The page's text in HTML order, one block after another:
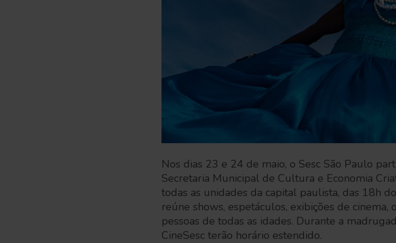
Nos dias 23 e 24 de maio, o Sesc São Paulo
Secretaria Municipal de Cultura e Economia
todas as unidades da capital paulista, das 18h
reúne shows, espetáculos, exibições de cinema,
pessoas de todas as idades. Durante a
CineSesc terão horário estendido.